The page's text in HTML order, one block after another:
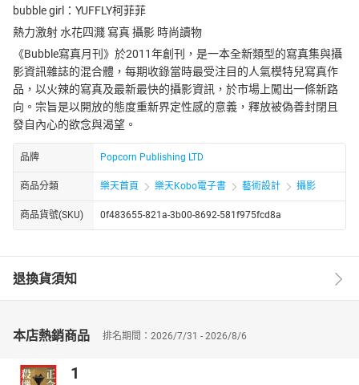
bubble girl：YUFFLY柯菲菲
熱力激射 水花四濺 寫真 攝影 時尚讀物
《Bubble寫真月刊》於2011年創刊，是一本全新類型的寫真集與攝
影資訊雜誌的混合體，每期收錄當時最受注目的人氣模特兒寫真作
品，以火辣的寫真及最新最快的攝影資訊，於市場上闖出一條新路
向。宗旨是以開放的態度重新界定性感的意義，釋放被偽善封閉且
發自內心的欲念與渴望。
品牌 Popcorn Publishing LTD
商品分類 樂天首頁 樂天Kobo電子書 藝術設計 攝影
商品貨號(SKU) 0f483655-821a-3b00-8692-581f975fcd8a
退換貨須知
本店熱銷商品 排名期間：2026/7/31 - 2026/8/6
1